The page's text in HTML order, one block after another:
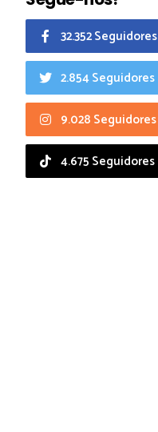
32.352 Seguidores
2.854 Seguidores
9.028 Seguidores
4.675 Seguidores